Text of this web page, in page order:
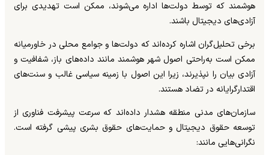
هوشمند که توسط دولت‌ها اداره می‌شوند، ممکن است تهدیدی برای
آزادی‌های دیجیتال باشند.
برخی تحلیل‌گران اشاره کرده‌اند که دولت‌ها و جوامع محلی در خاورمیانه
ممکن است به‌راحتی اصول شهر هوشمند مانند داده‌های باز، شفافیت و
آزادی بیان را نپذیرند، زیرا این اصول با زمینه سیاسی غالب و سنت‌های
اقتدارگرایانه در تضاد هستند.
سازمان‌های مدنی منطقه هشدار داده‌اند که سرعت پیشرفت فناوری از
توسعه حقوق دیجیتال و حمایت‌های حقوق بشری پیشی گرفته است.
نگرانی‌هایی مانند: